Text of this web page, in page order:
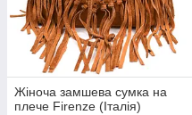
Жіноча замшева сумка на
плече Firenze (Італія)